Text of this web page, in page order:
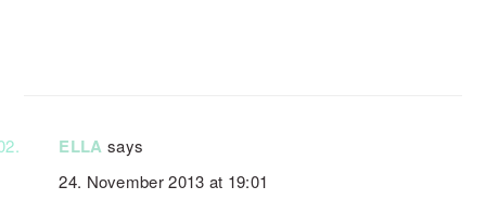
ELLA says
24. November 2013 at 19:01